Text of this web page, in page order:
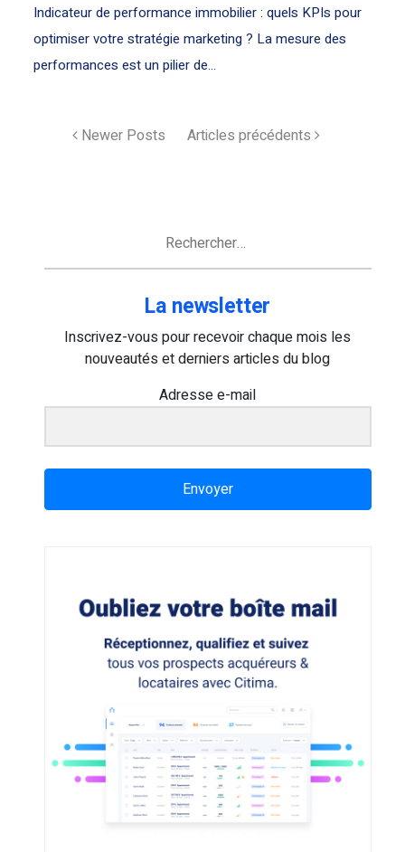
Indicateur de performance immobilier : quels KPIs pour
optimiser votre stratégie marketing ? La mesure des
performances est un pilier de...
Newer Posts Articles précédents
La newsletter
Inscrivez-vous pour recevoir chaque mois les
nouveautés et derniers articles du blog
Adresse e-mail
Envoyer